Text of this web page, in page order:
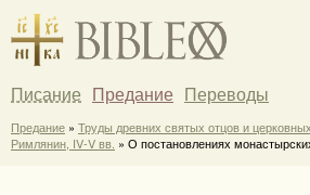
Писание Предание Переводы
Предание » Труды древних святых отцов и
Римлянин, IV-V вв. » О постановлениях